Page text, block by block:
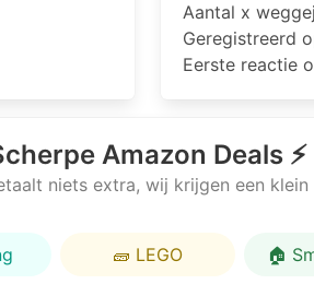
Aantal x
Geregistreerd
Eerste reactie
Amazon Deals ⚡
niets extra, wij krijgen een klein
🧱 LEGO 🏠